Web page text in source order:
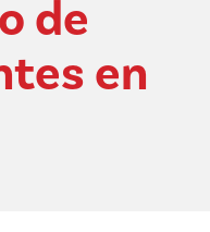
de
en